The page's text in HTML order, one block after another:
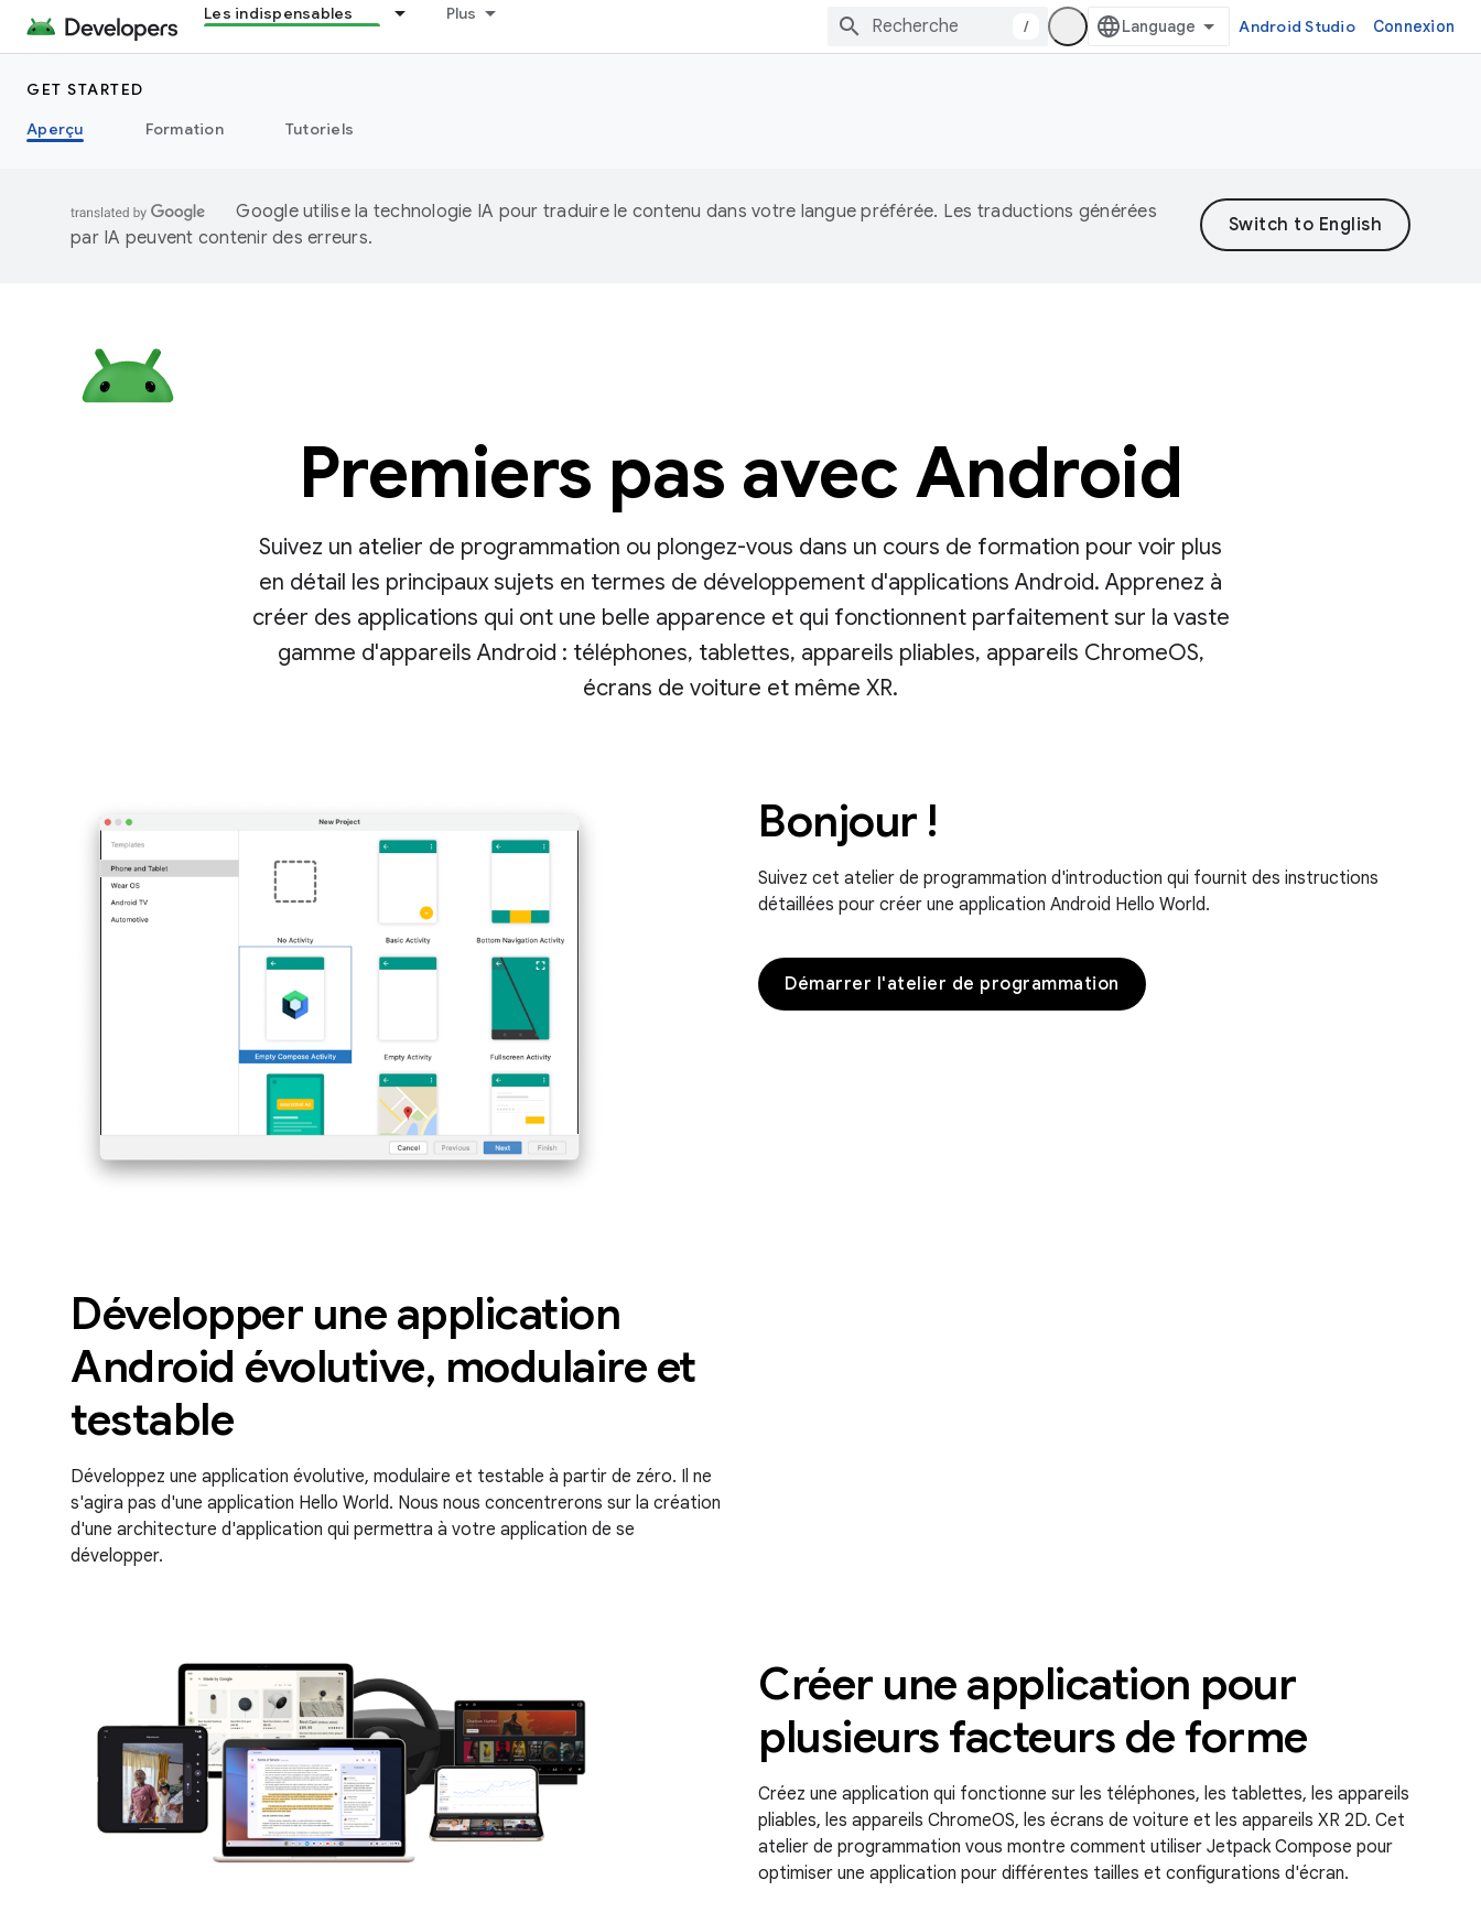
Les indispensables Plus
/ Android Studio Connexion
GET STARTED
Aperçu
Formation Tutoriels
Google utilise la technologie IA pour traduire le contenu dans votre langue préférée. Les traductions générées
par IA peuvent contenir des erreurs.
Premiers pas avec Android
Suivez un atelier de programmation ou plongez-vous dans un cours de formation pour voir plus
en détail les principaux sujets en termes de développement d'applications Android. Apprenez à
créer des applications qui ont une belle apparence et qui fonctionnent parfaitement sur la vaste
gamme d'appareils Android : téléphones, tablettes, appareils pliables, appareils ChromeOS,
écrans de voiture et même XR.
Bonjour !
Suivez cet atelier de programmation d'introduction qui fournit des instructions
détaillées pour créer une application Android Hello World.
Démarrer l'atelier de programmation
Développer une application
Android évolutive, modulaire et
testable
Développez une application évolutive, modulaire et testable à partir de zéro. Il ne
s'agira pas d'une application Hello World. Nous nous concentrerons sur la création
d'une architecture d'application qui permettra à votre application de se
développer.
Créer une application pour
plusieurs facteurs de forme
Créez une application qui fonctionne sur les téléphones, les tablettes, les appareils
pliables, les appareils ChromeOS, les écrans de voiture et les appareils XR 2D. Cet
atelier de programmation vous montre comment utiliser Jetpack Compose pour
optimiser une application pour différentes tailles et configurations d'écran.